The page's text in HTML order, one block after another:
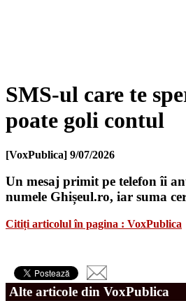
SMS-ul care te
poate goli contul
[VoxPublica] 9/07/2026
Un mesaj primit pe telefon îi
numele Ghișeul.ro, iar suma
Citiți articolul în pagina : VoxPublica
Alte articole din VoxPublica